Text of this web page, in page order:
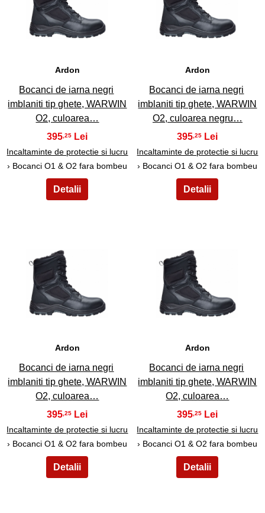
45
Ardon
Bocanci de iarna negri
imblaniti tip ghete, WARWIN
O2, culoarea…
395 ,25
Incaltaminte de protectie si lucru
› Bocanci O1 & O2 fara bombeu
46
Ardon
Bocanci de iarna negri
imblaniti tip ghete, WARWIN
O2, culoarea negru…
395 ,25
Incaltaminte de protectie si lucru
› Bocanci O1 & O2 fara bombeu
47
Ardon
Bocanci de iarna negri
imblaniti tip ghete, WARWIN
O2, culoarea…
395 ,25
Incaltaminte de protectie si lucru
› Bocanci O1 & O2 fara bombeu
48
Ardon
Bocanci de iarna negri
imblaniti tip ghete, WARWIN
O2, culoarea…
395 ,25
Incaltaminte de protectie si lucru
› Bocanci O1 & O2 fara bombeu